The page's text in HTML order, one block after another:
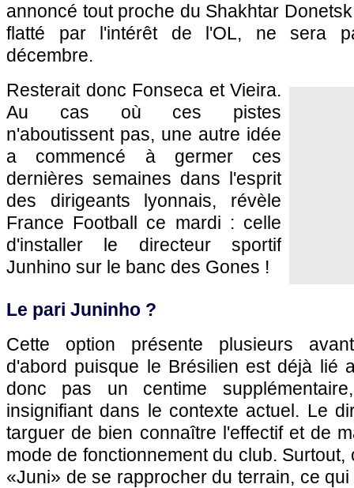
annoncé tout proche du Shakhtar
flatté par l'intérêt de l'OL, ne sera
décembre.
Resterait donc Fonseca et Vieira.
Au cas où ces pistes
n'aboutissent pas, une autre idée
a commencé à germer ces
dernières semaines dans l'esprit
des dirigeants lyonnais, révèle
France Football ce mardi : celle
d'installer le directeur sportif
Junhino sur le banc des Gones !
Le pari Juninho ?
Cette option présente plusieurs
d'abord puisque le Brésilien est déjà lié
donc pas un centime
insignifiant dans le contexte actuel. Le
targuer de bien connaître l'effectif et de
mode de fonctionnement du club.
«Juni» de se rapprocher du terrain, ce